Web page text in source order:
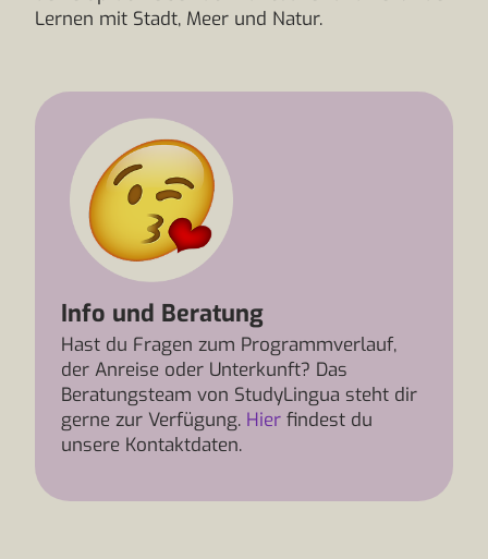
Lernen mit Stadt, Meer und Natur.
Info und Beratung
Hast du Fragen zum Programmverlauf,
der Anreise oder Unterkunft? Das
Beratungsteam von StudyLingua steht dir
gerne zur Verfügung. Hier findest du
unsere Kontaktdaten.